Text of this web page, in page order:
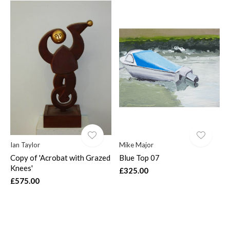
Ian Taylor
Copy of 'Acrobat with Grazed
Knees'
£575.00
Mike Major
Blue Top 07
£325.00